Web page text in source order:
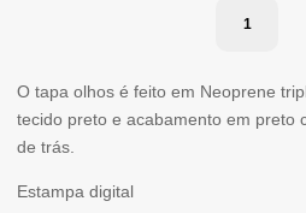
VENDAS
I
O tapa olhos é feito em Neoprene
tecido preto e acabamento em preto
de trás.
Estampa digital